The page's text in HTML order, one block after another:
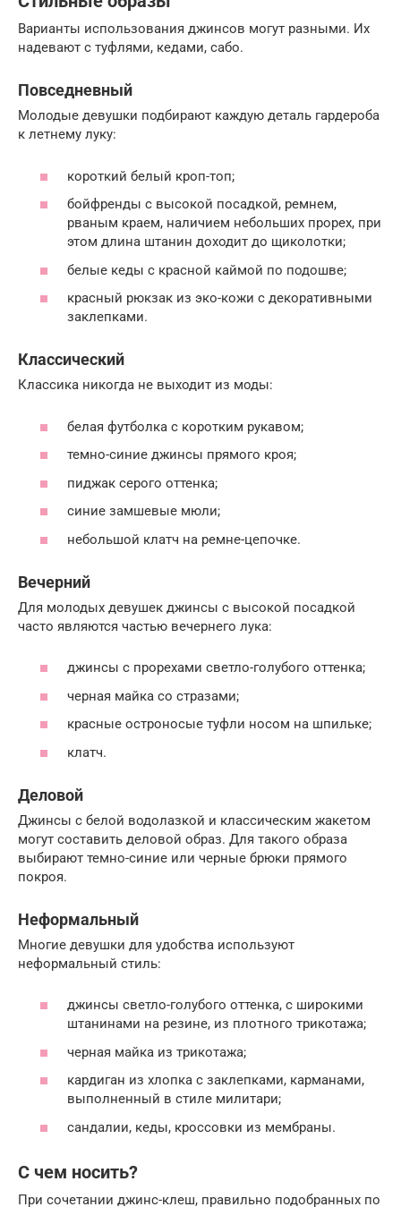
Варианты использования джинсов могут разными. Их
надевают с туфлями, кедами, сабо.
Повседневный
Молодые девушки подбирают каждую деталь гардероба
к летнему луку:
короткий белый кроп-топ;
бойфренды с высокой посадкой, ремнем,
рваным краем, наличием небольших прорех, при
этом длина штанин доходит до щиколотки;
белые кеды с красной каймой по подошве;
красный рюкзак из эко-кожи с декоративными
заклепками.
Классический
Классика никогда не выходит из моды:
белая футболка с коротким рукавом;
темно-синие джинсы прямого кроя;
пиджак серого оттенка;
синие замшевые мюли;
небольшой клатч на ремне-цепочке.
Вечерний
Для молодых девушек джинсы с высокой посадкой
часто являются частью вечернего лука:
джинсы с прорехами светло-голубого оттенка;
черная майка со стразами;
красные остроносые туфли носом на шпильке;
клатч.
Деловой
Джинсы с белой водолазкой и классическим жакетом
могут составить деловой образ. Для такого образа
выбирают темно-синие или черные брюки прямого
покроя.
Неформальный
Многие девушки для удобства используют
неформальный стиль:
джинсы светло-голубого оттенка, с широкими
штанинами на резине, из плотного трикотажа;
черная майка из трикотажа;
кардиган из хлопка с заклепками, карманами,
выполненный в стиле милитари;
сандалии, кеды, кроссовки из мембраны.
С чем носить?
При сочетании джинс-клеш, правильно подобранных по